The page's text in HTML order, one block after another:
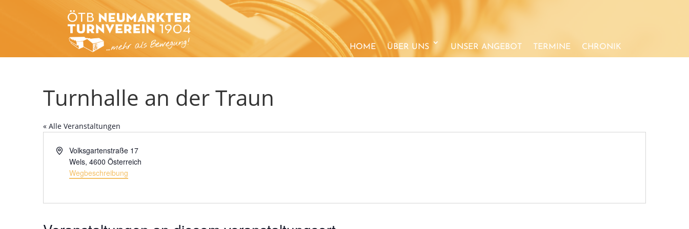
HOME ÜBER UNS UNSER ANGEBOT TERMINE CHRONIK
Turnhalle an der Traun
« Alle Veranstaltungen
AdresseVolksgartenstraße 17
Wels, 4600 Österreich
Wegbeschreibung